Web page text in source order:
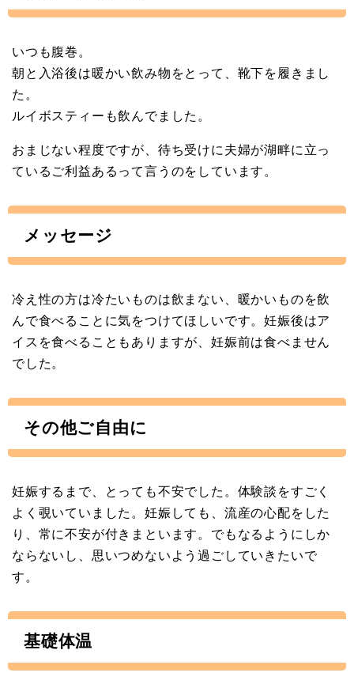
いつも腹巻。
朝と入浴後は暖かい飲み物をとって、靴下を履きまし
た。
ルイボスティーも飲んでました。
おまじない程度ですが、待ち受けに夫婦が湖畔に立っ
ているご利益あるって言うのをしています。
メッセージ
冷え性の方は冷たいものは飲まない、暖かいものを飲
んで食べることに気をつけてほしいです。妊娠後はア
イスを食べることもありますが、妊娠前は食べません
でした。
その他ご自由に
妊娠するまで、とっても不安でした。体験談をすごく
よく覗いていました。妊娠しても、流産の心配をした
り、常に不安が付きまといます。でもなるようにしか
ならないし、思いつめないよう過ごしていきたいで
す。
基礎体温